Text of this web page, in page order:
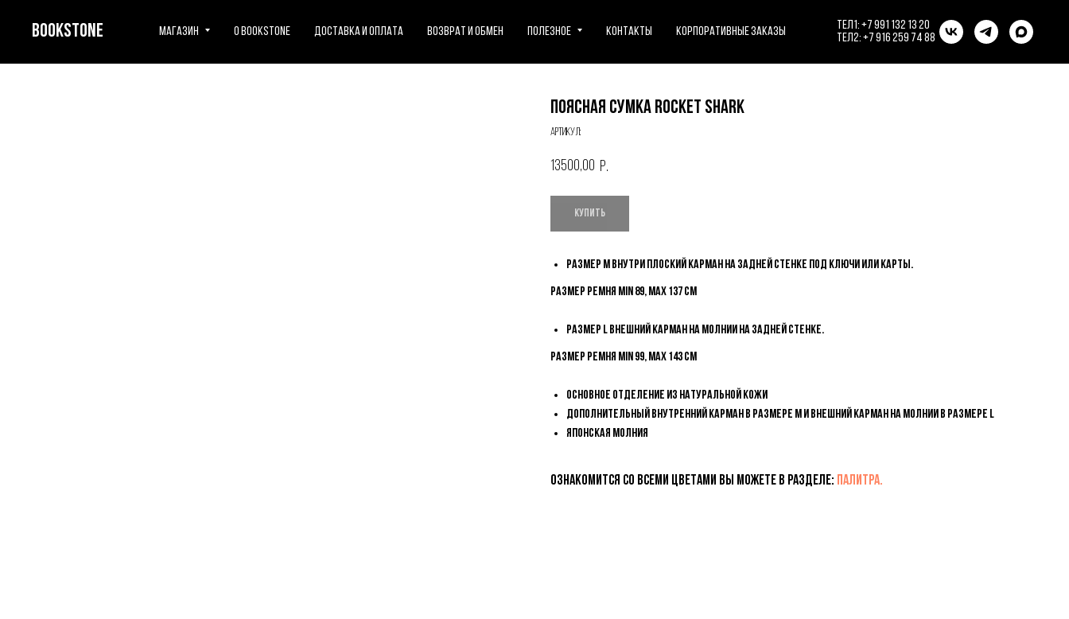
BOOKSTONE Магазин О BOOKSTONE Доставка и оплата Возврат и обмен Полезное Контакты Корпоративные заказы тел1:+7 991 132 13 20
teл2:+7 916 259 74 88
Поясная сумка ROCKET SHARK
Артикул:
13500,00 р.
КУПИТЬ
Размер M внутри плоский карман на задней стенке под ключи или карты.
Размер ремня min 89, max 137 см
Размер L внешний карман на молнии на задней стенке.
Размер ремня min 99, max 143 см
Основное отделение из натуральной кожи
Дополнительный внутренний карман в размере M и внешний карман на молнии в размере L
Японская молния
Ознакомится со всеми цветами вы можете в разделе: ПАЛИТРА.